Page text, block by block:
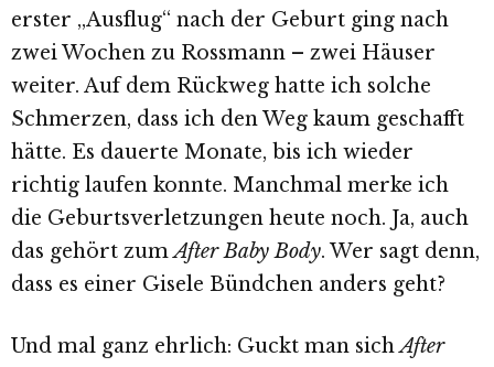
erster „Ausflug“ nach der Geburt ging nach
zwei Wochen zu Rossmann – zwei Häuser
weiter. Auf dem Rückweg hatte ich solche
Schmerzen, dass ich den Weg kaum geschafft
hätte. Es dauerte Monate, bis ich wieder
richtig laufen konnte. Manchmal merke ich
die Geburtsverletzungen heute noch. Ja, auch
das gehört zumAfter Baby Body. Wer sagt denn,
dass es einer Gisele Bündchen anders geht?
Und mal ganz ehrlich: Guckt man sichAfter